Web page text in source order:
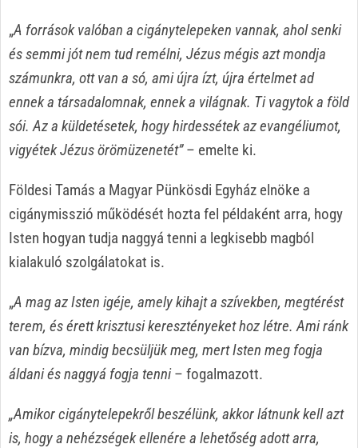
„A források valóban a cigánytelepeken vannak, ahol senki
és semmi jót nem tud remélni, Jézus mégis azt mondja
számunkra, ott van a só, ami újra ízt, újra értelmet ad
ennek a társadalomnak, ennek a világnak. Ti vagytok a föld
sói. Az a küldetésetek, hogy hirdessétek az evangéliumot,
vigyétek Jézus örömüzenetét”– emelte ki.
Földesi Tamás a Magyar Pünkösdi Egyház elnöke a
cigánymisszió működését hozta fel példaként arra, hogy
Isten hogyan tudja naggyá tenni a legkisebb magból
kialakuló szolgálatokat is.
„A mag az Isten igéje, amely kihajt a szívekben, megtérést
terem, és érett krisztusi keresztényeket hoz létre. Ami ránk
van bízva, mindig becsüljük meg, mert Isten meg fogja
áldani és naggyá fogja tenni– fogalmazott.
„Amikor cigánytelepekről beszélünk, akkor látnunk kell azt
is, hogy a nehézségek ellenére a lehetőség adott arra,